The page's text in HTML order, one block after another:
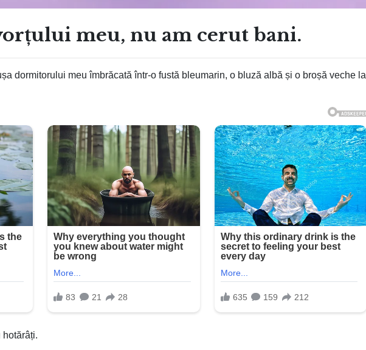
meu, nu am cerut bani.
dormitorului meu îmbrăcată într-o fustă bleumarin, o bluză albă și o broșă veche la
hotărâți.